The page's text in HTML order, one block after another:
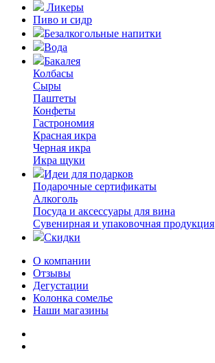
Ликеры
Пиво и сидр
Безалкогольные напитки
Вода
Бакалея
Колбасы
Сыры
Паштеты
Конфеты
Гастрономия
Красная икра
Черная икра
Икра щуки
Идеи для подарков
Подарочные сертификаты
Алкоголь
Посуда и аксессуары для вина
Сувенирная и упаковочная продукция
Скидки
О компании
Отзывы
Дегустации
Колонка сомелье
Наши магазины